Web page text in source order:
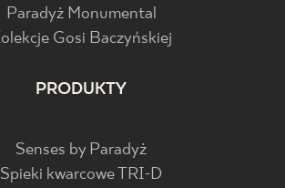
Paradyż Monumental
Gosi Baczyńskiej
PRODUKTY
Senses by Paradyż
Spieki kwarcowe TRI-D